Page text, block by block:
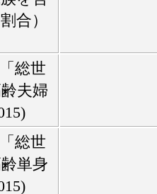
合）
総世
夫婦
総世
単身